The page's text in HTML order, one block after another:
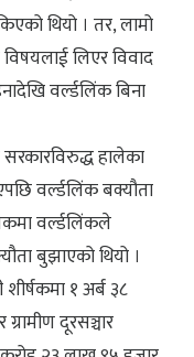
थियो । तर, लामो
लिएर विवाद
वर्ल्डलिंक बिना
हालेका
वर्ल्डलिंक बक्यौता
वर्ल्डलिंकले
बुझाएको थियो ।
१ अर्ब ३८
दूरसञ्चार